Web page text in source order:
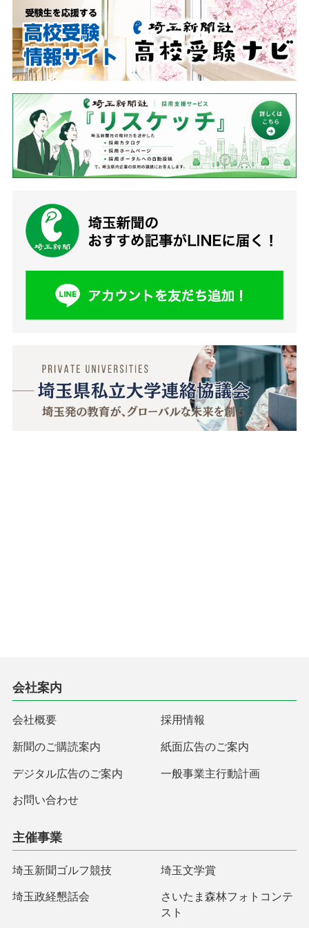
会社案内
会社概要 採用情報
新聞のご購読案内 紙面広告のご案内
デジタル広告のご案内 一般事業主行動計画
お問い合わせ
主催事業
埼玉新聞ゴルフ競技 埼玉文学賞
埼玉政経懇話会
さいたま森林フォトコンテ
スト